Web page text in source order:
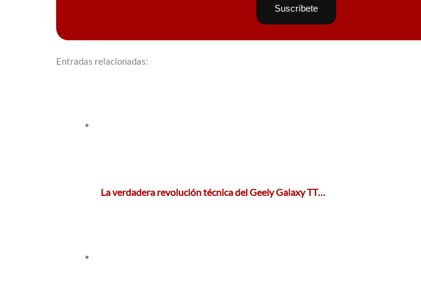
Entradas relacionadas:
La verdadera revolución técnica del Geely Galaxy TT…